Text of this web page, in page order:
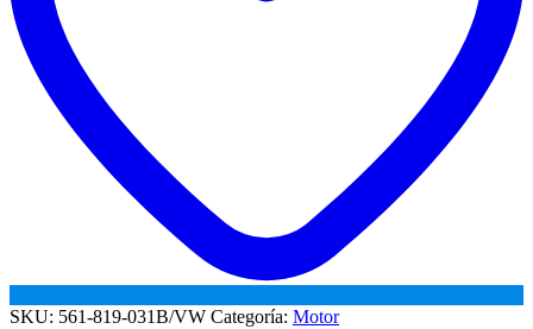
SKU: 561-819-031B/VW Categoría: Motor